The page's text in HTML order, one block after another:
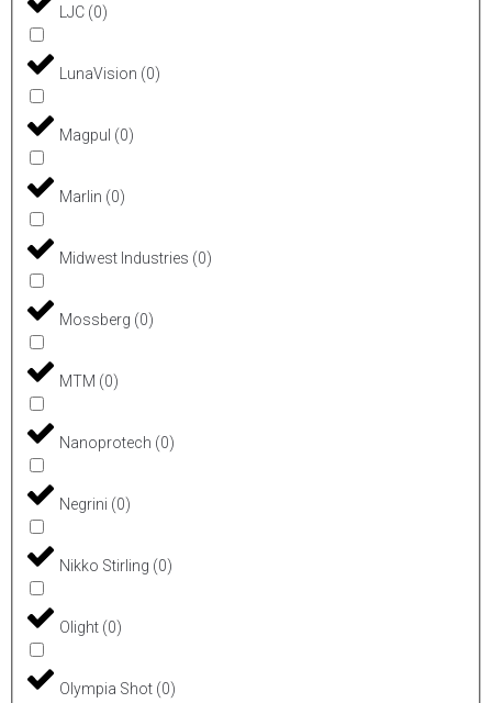
LJC (0)
LunaVision (0)
Magpul (0)
Marlin (0)
Midwest Industries (0)
Mossberg (0)
MTM (0)
Nanoprotech (0)
Negrini (0)
Nikko Stirling (0)
Olight (0)
Olympia Shot (0)